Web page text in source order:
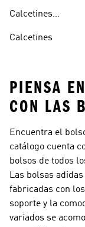
Calcetines
Blancos
Calcetines
PIENSA
CON LAS
Encuentra el
catálogo cuenta
bolsos de todos
Las bolsas
fabricadas con
soporte y la
variados se